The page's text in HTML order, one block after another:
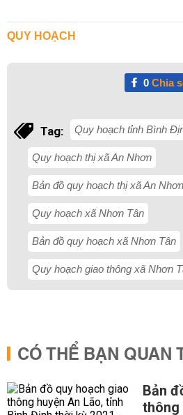
QUY HOẠCH
0Chia
Tag: Quy hoạch tỉnh Bình
Quy hoạch thị xã An Nhơn
Bản đồ quy hoạch thị xã An Nhơn
Quy hoạch xã Nhơn Tân
Bản đồ quy hoạch xã Nhơn Tân
Quy hoạch giao thông xã Nhơn
CÓ THỂ BẠN QUAN
Bản
thông